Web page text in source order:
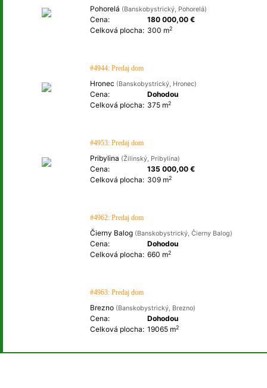
Pohorelá (Banskobystrický, Pohorelá)
Cena:
180 000,00 €
Celková plocha: 300 m2
#4944: Predaj dom
Hronec (Banskobystrický, Hronec)
Cena:
Dohodou
Celková plocha: 375 m2
#4953: Predaj dom
Pribylina (Žilinský, Pribylina)
Cena:
135 000,00 €
Celková plocha: 309 m2
#4962: Predaj dom
Čierny Balog (Banskobystrický, Čierny Balog)
Cena:
Dohodou
Celková plocha: 660 m2
#4963: Predaj dom
Brezno (Banskobystrický, Brezno)
Cena:
Dohodou
Celková plocha: 19065 m2